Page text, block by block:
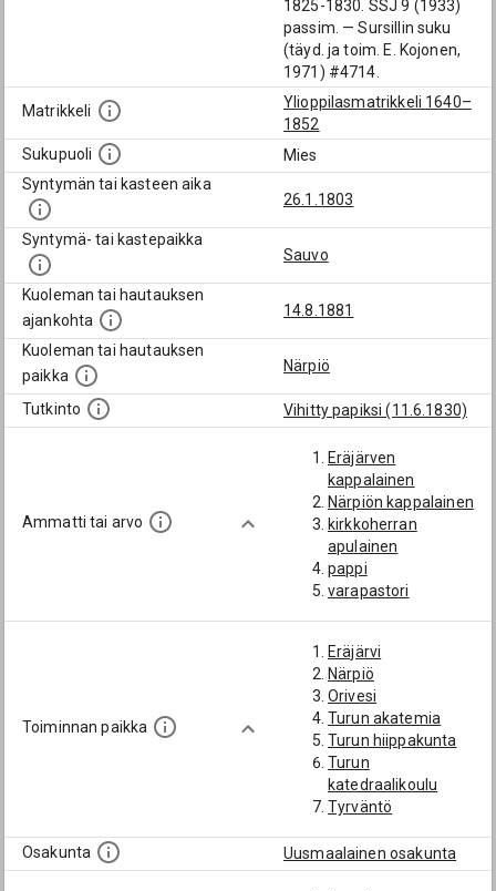
1825-1830. SSJ 9 (1933)
passim. — Sursillin suku
(täyd. ja toim. E. Kojonen,
1971) #4714.
Matrikkeli
Ylioppilasmatrikkeli 1640–
1852
Sukupuoli
Mies
Syntymän tai kasteen aika
26.1.1803
Syntymä- tai kastepaikka
Sauvo
Kuoleman tai hautauksen
ajankohta
14.8.1881
Kuoleman tai hautauksen
paikka
Närpiö
Tutkinto Vihitty papiksi (11.6.1830)
Ammatti tai arvo
Eräjärven
kappalainen
Närpiön kappalainen
kirkkoherran
apulainen
pappi
varapastori
Toiminnan paikka
Eräjärvi
Närpiö
Orivesi
Turun akatemia
Turun hiippakunta
Turun
katedraalikoulu
Tyrväntö
Osakunta Uusmaalainen osakunta